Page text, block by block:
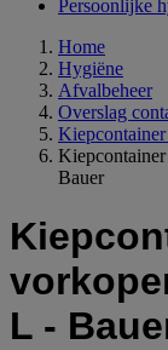
Persoonlijke
Home
Hygiëne
Afvalbeheer
Overslag
Kiepcontainer
Bauer
L -